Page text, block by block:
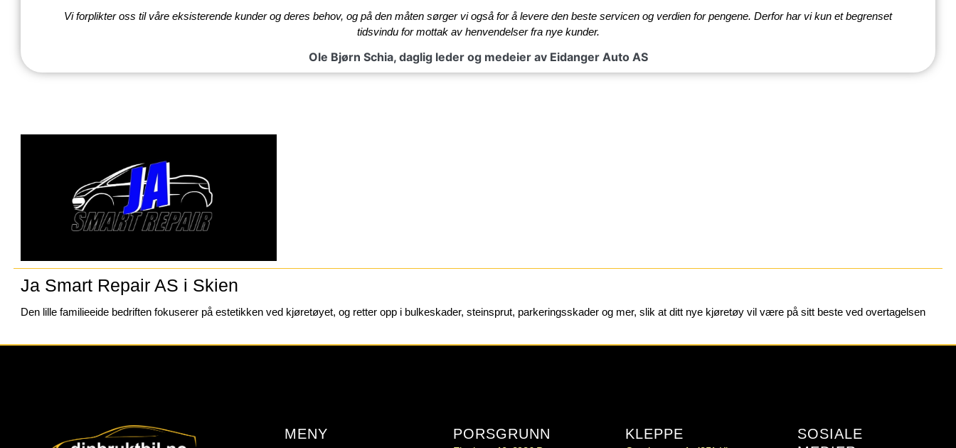
Vi forplikter oss til våre eksisterende kunder og deres behov, og på den måten sørger vi også for å levere den beste servicen og verdien for pengene. Derfor har vi kun et begrenset
tidsvindu for mottak av henvendelser fra nye kunder.
Ole Bjørn Schia, daglig leder og medeier av Eidanger Auto AS
Ja Smart Repair AS i Skien
Den lille familieeide bedriften fokuserer på estetikken ved kjøretøyet, og retter opp i bulkeskader, steinsprut, parkeringsskader og mer, slik at ditt nye kjøretøy vil være på sitt beste ved overtagelsen
MENY PORSGRUNN KLEPPE
SOSIALE